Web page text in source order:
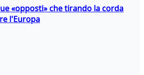
«opposti» che tirando la corda
l'Europa